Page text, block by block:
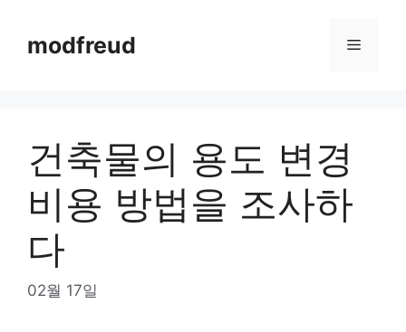
contentmodfreud Menu
건축물의 용도 변경
비용 방법을 조사하
다
02월 17일